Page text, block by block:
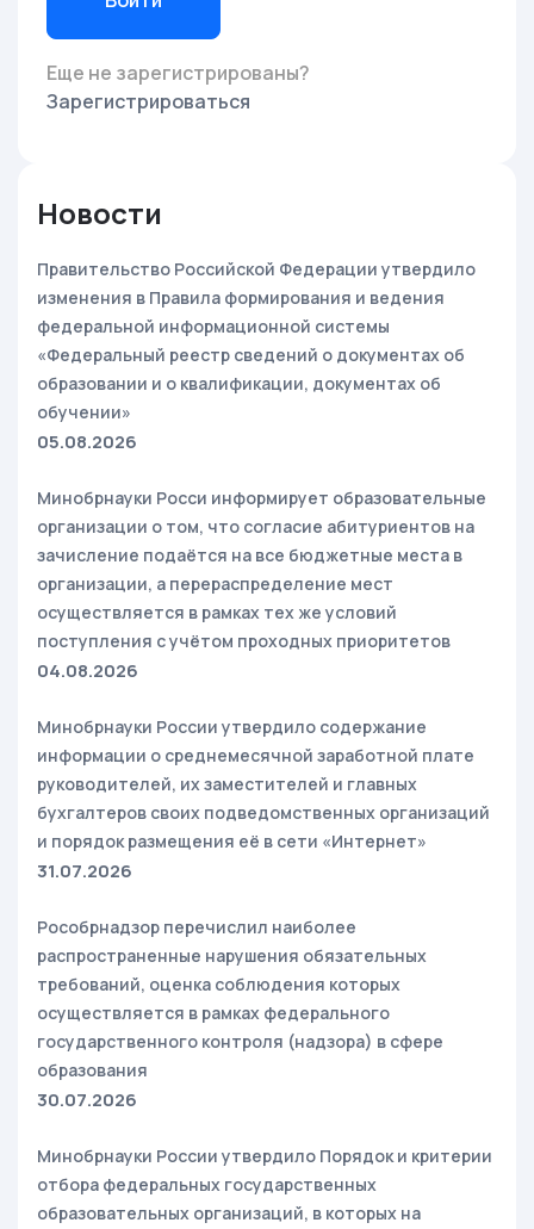
Еще не зарегистрированы?
Зарегистрироваться
Новости
Правительство Российской Федерации утвердило
изменения в Правила формирования и ведения
федеральной информационной системы
«Федеральный реестр сведений о документах об
образовании и о квалификации, документах об
обучении»
05.08.2026
Минобрнауки Росси информирует образовательные
организации о том, что согласие абитуриентов на
зачисление подаётся на все бюджетные места в
организации, а перераспределение мест
осуществляется в рамках тех же условий
поступления с учётом проходных приоритетов
04.08.2026
Минобрнауки России утвердило содержание
информации о среднемесячной заработной плате
руководителей, их заместителей и главных
бухгалтеров своих подведомственных организаций
и порядок размещения её в сети «Интернет»
31.07.2026
Рособрнадзор перечислил наиболее
распространенные нарушения обязательных
требований, оценка соблюдения которых
осуществляется в рамках федерального
государственного контроля (надзора) в сфере
образования
30.07.2026
Минобрнауки России утвердило Порядок и критерии
отбора федеральных государственных
образовательных организаций, в которых на